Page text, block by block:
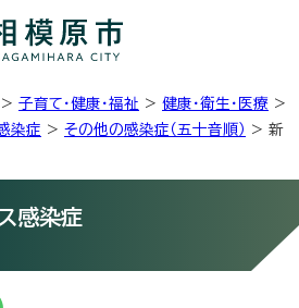
> 子育て・健康・福祉 > 健康・衛生・医療 >
染症 > その他の感染症（五十音順） > 新
感染症